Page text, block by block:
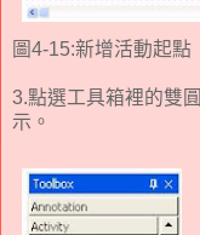
圖4-15:新增活動起點
3.點選工具箱裡的雙
示。